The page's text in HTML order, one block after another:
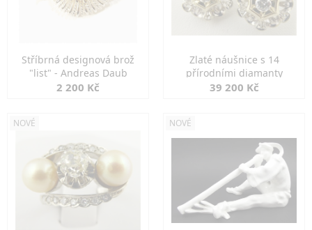
Stříbrná designová brož
"list" - Andreas Daub
2 200 Kč
Zlaté náušnice s 14
přírodními diamanty
39 200 Kč
NOVÉ NOVÉ